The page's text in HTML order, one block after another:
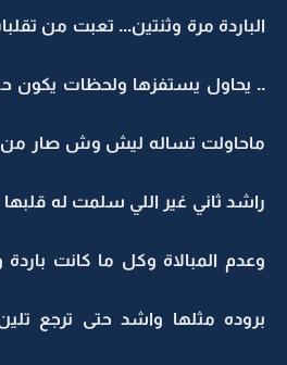
الباردة مرة وثنتين... تعبت من
.. يحاول يستفزها ولحظات يكون
ماحاولت تساله ليش وش صار من
راشد ثاني غير اللي سلمت له قلبها
وعدم المبالاة وكل ما كانت
بروده مثلها واشد حتى ترجع